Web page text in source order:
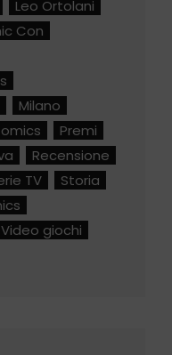
Leo Ortolani
Con
Milano
Premi
Recensione
TV
Storia
Video giochi